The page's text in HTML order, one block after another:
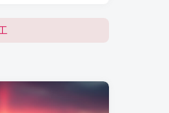
15
常见问题 # 家具配置
4年前
具安装